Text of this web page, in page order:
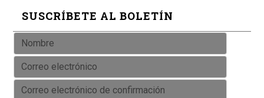
SUSCRÍBETE AL BOLETÍN